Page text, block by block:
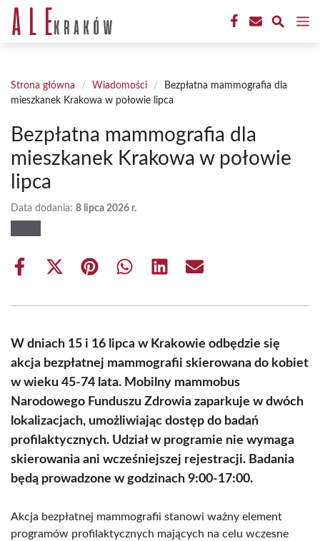
Przejdź
treści
Strona główna / Wiadomości /
Bezpłatna mammografia dla
mieszkanek Krakowa w połowie lipca
Bezpłatna mammografia dla
mieszkanek Krakowa w połowie
lipca
Data dodania: 8 lipca 2026 r.
Share
Share
(Twitter)
Share Share Share Share
W dniach 15 i 16 lipca w Krakowie odbędzie się
akcja bezpłatnej mammografii skierowana do kobiet
w wieku 45-74 lata. Mobilny mammobus
Narodowego Funduszu Zdrowia zaparkuje w dwóch
lokalizacjach, umożliwiając dostęp do badań
profilaktycznych. Udział w programie nie wymaga
skierowania ani wcześniejszej rejestracji. Badania
będą prowadzone w godzinach 9:00-17:00.
Akcja bezpłatnej mammografii stanowi ważny element
programów profilaktycznych mających na celu wczesne